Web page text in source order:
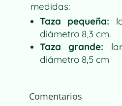
medidas:
Taza pequeña:
diámetro 8,3 cm.
Taza grande:
diámetro 8,5 cm
Comentarios